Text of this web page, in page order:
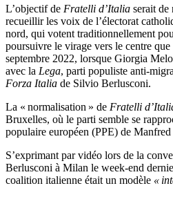
L’objectif de Fratelli d’Italia serait
recueillir les voix de l’électorat
nord, qui votent traditionnellement
poursuivre le virage vers le centre que
septembre 2022, lorsque Giorgia
avec la Lega, parti populiste anti-
Forza Italia de Silvio Berlusconi.
La « normalisation » de Fratelli
Bruxelles, où le parti semble se
populaire européen (PPE) de Manfred
S’exprimant par vidéo lors de la
Berlusconi à Milan le week-end
coalition italienne était un modèle «